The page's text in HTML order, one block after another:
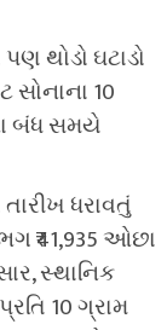
થોડો ઘટાડો
સોનાના 10
બંધ સમયે
ધરાવતું
₹41,935 ઓછા
સ્થાનિક
10 ગ્રામ